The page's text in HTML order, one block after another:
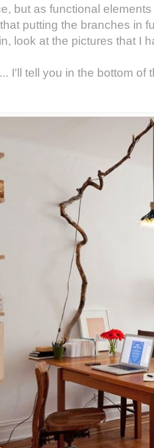
but as functional
putting the branches in
look at the pictures that I
I'll tell you in the bottom of